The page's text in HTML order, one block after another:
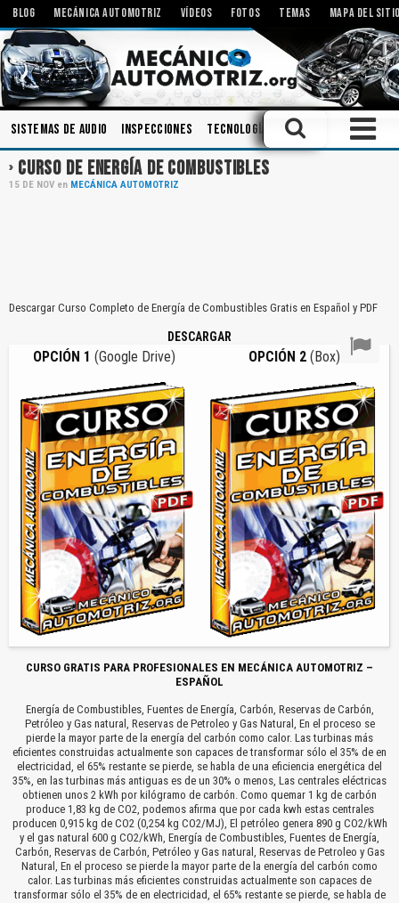
BLOG MECÁNICA AUTOMOTRIZ VÍDEOS FOTOS TEMAS MAPA DEL
Sistemas de Audio Inspecciones Tecnologías Embrague
CURSO DE ENERGÍA DE COMBUSTIBLES
15 DE NOV en MECÁNICA AUTOMOTRIZ
Descargar Curso Completo de Energía de Combustibles Gratis en Español y PDF
DESCARGAR
OPCIÓN 1 (Google Drive) OPCIÓN 2(Box)
CURSO GRATIS PARA PROFESIONALES EN MECÁNICA AUTOMOTRIZ –
ESPAÑOL
Energía de Combustibles, Fuentes de Energía, Carbón, Reservas de Carbón,
Petróleo y Gas natural, Reservas de Petroleo y Gas Natural, En el proceso se
pierde la mayor parte de la energía del carbón como calor. Las turbinas más
eficientes construidas actualmente son capaces de transformar sólo el 35% de en
electricidad, el 65% restante se pierde, se habla de una eficiencia energética del
35%, en las turbinas más antiguas es de un 30% o menos, Las centrales eléctricas
obtienen unos 2 kWh por kilógramo de carbón. Como quemar 1 kg de carbón
produce 1,83 kg de CO2, podemos afirma que por cada kwh estas centrales
producen 0,915 kg de CO2 (0,254 kg CO2/MJ), El petróleo genera 890 g CO2/kWh
y el gas natural 600 g CO2/kWh, Energía de Combustibles, Fuentes de Energía,
Carbón, Reservas de Carbón, Petróleo y Gas natural, Reservas de Petroleo y Gas
Natural, En el proceso se pierde la mayor parte de la energía del carbón como
calor. Las turbinas más eficientes construidas actualmente son capaces de
transformar sólo el 35% de en electricidad, el 65% restante se pierde, se habla de